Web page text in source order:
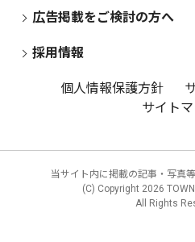
広告掲載をご検討の方へ
採用情報
個人情報保護方針
サイト
当サイト内に掲載の記事・写真
(C) Copyright 2026
All Rights